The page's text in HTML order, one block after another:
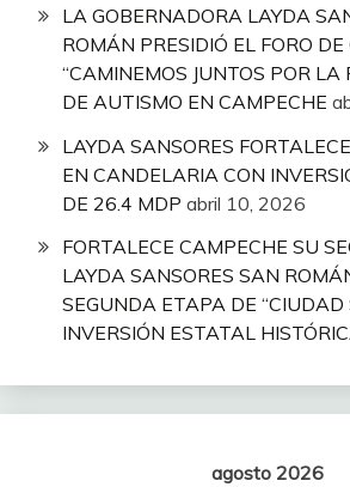
LA GOBERNADORA LAYDA
ROMÁN PRESIDIÓ EL FORO
“CAMINEMOS JUNTOS POR LA
DE AUTISMO EN CAMPECHE
LAYDA SANSORES
EN CANDELARIA CON
DE 26.4 MDP abril 10, 2026
FORTALECE CAMPECHE SU
LAYDA SANSORES SAN
SEGUNDA ETAPA DE “CIUDAD
INVERSIÓN ESTATAL
agosto 2026